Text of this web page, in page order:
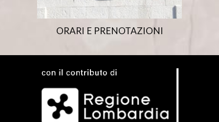
ORARI E PRENOTAZIONI